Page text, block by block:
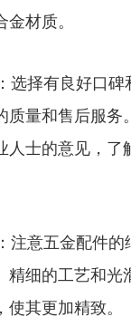
材质。
择有良好口碑
质量和售后服务
人士的意见，了
意五金配件的
精细的工艺和光
其更加精致。